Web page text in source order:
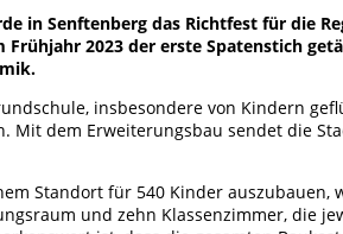
in Senftenberg das Richtfest für die
Frühjahr 2023 der erste Spatenstich
insbesondere von Kindern
Mit dem Erweiterungsbau sendet die
Standort für 540 Kinder
und zehn Klassenzimmer,